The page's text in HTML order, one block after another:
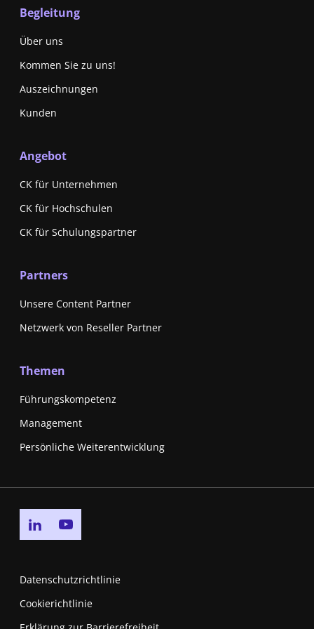
Begleitung
Über uns
Kommen Sie zu uns!
Auszeichnungen
Kunden
Angebot
CK für Unternehmen
CK für Hochschulen
CK für Schulungspartner
Partners
Unsere Content Partner
Netzwerk von Reseller Partner
Themen
Führungskompetenz
Management
Persönliche Weiterentwicklung
Go to linkedin page
Datenschutzrichtlinie
Cookierichtlinie